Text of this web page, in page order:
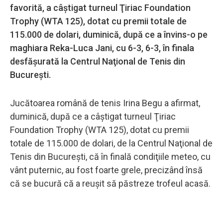
favorită, a câştigat turneul Ţiriac Foundation
Trophy (WTA 125), dotat cu premii totale de
115.000 de dolari, duminică, după ce a învins-o pe
maghiara Reka-Luca Jani, cu 6-3, 6-3, în finala
desfăşurată la Centrul Naţional de Tenis din
Bucureşti.
Jucătoarea română de tenis Irina Begu a afirmat,
duminică, după ce a câştigat turneul Ţiriac
Foundation Trophy (WTA 125), dotat cu premii
totale de 115.000 de dolari, de la Centrul Naţional de
Tenis din Bucureşti, că în finală condiţiile meteo, cu
vânt puternic, au fost foarte grele, precizând însă
că se bucură că a reuşit să păstreze trofeul acasă.